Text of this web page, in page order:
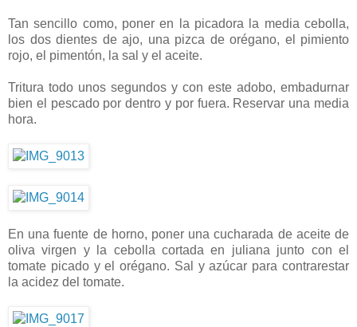
Tan sencillo como, poner en la picadora la media cebolla,
los dos dientes de ajo, una pizca de orégano, el pimiento
rojo, el pimentón, la sal y el aceite.
Tritura todo unos segundos y con este adobo, embadurnar
bien el pescado por dentro y por fuera. Reservar una media
hora.
En una fuente de horno, poner una cucharada de aceite de
oliva virgen y la cebolla cortada en juliana junto con el
tomate picado y el orégano. Sal y azúcar para contrarestar
la acidez del tomate.